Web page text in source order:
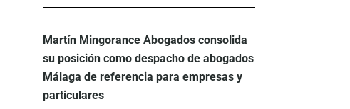
Martín Mingorance Abogados consolida
su posición como despacho de abogados
Málaga de referencia para empresas y
particulares